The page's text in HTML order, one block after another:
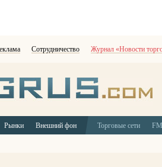
Сотрудничество Журнал «Новости
Рынки Внешний фон Торговые сети